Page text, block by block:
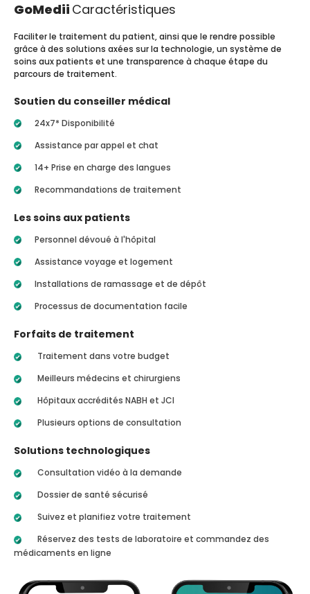
GoMedii Caractéristiques
Faciliter le traitement du patient, ainsi que le rendre possible
grâce à des solutions axées sur la technologie, un système de
soins aux patients et une transparence à chaque étape du
parcours de traitement.
Soutien du conseiller médical
24x7* Disponibilité
Assistance par appel et chat
14+ Prise en charge des langues
Recommandations de traitement
Les soins aux patients
Personnel dévoué à l'hôpital
Assistance voyage et logement
Installations de ramassage et de dépôt
Processus de documentation facile
Forfaits de traitement
Traitement dans votre budget
Meilleurs médecins et chirurgiens
Hôpitaux accrédités NABH et JCI
Plusieurs options de consultation
Solutions technologiques
Consultation vidéo à la demande
Dossier de santé sécurisé
Suivez et planifiez votre traitement
Réservez des tests de laboratoire et commandez des
médicaments en ligne